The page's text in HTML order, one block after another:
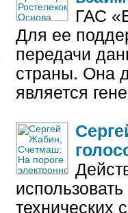
ГАС
Для ее
передачи
страны. Она
является
технических